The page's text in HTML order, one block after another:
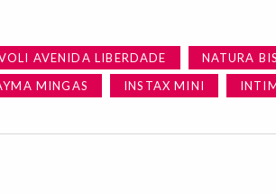
AVENIDA LIBERDADE NATURA
MINGAS INSTAX MINI